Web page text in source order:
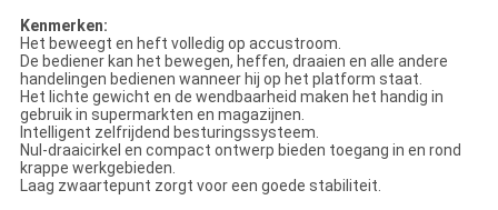
Kenmerken:
Het beweegt en heft volledig op accustroom.
De bediener kan het bewegen, heffen, draaien en alle andere
handelingen bedienen wanneer hij op het platform staat.
Het lichte gewicht en de wendbaarheid maken het handig in
gebruik in supermarkten en magazijnen.
Intelligent zelfrijdend besturingssysteem.
Nul-draaicirkel en compact ontwerp bieden toegang in en rond
krappe werkgebieden.
Laag zwaartepunt zorgt voor een goede stabiliteit.